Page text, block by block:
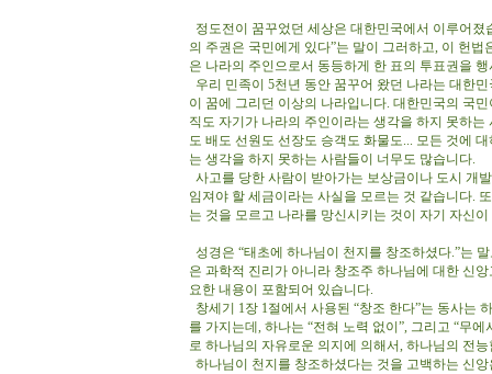
정도전이 꿈꾸었던 세상은 대한민국에서 이루어
의 주권은 국민에게 있다”는 말이 그러하고, 이 헌
은 나라의 주인으로서 동등하게 한 표의 투표권을
우리 민족이 5천년 동안 꿈꾸어 왔던 나라는 대한
이 꿈에 그리던 이상의 나라입니다. 대한민국의 국
직도 자기가 나라의 주인이라는 생각을 하지 못하
도 배도 선원도 선장도 승객도 화물도... 모든 것에
는 생각을 하지 못하는 사람들이 너무도 많습니다.
사고를 당한 사람이 받아가는 보상금이나 도시 개
임져야 할 세금이라는 사실을 모르는 것 같습니다.
는 것을 모르고 나라를 망신시키는 것이 자기 자신
성경은 “태초에 하나님이 천지를 창조하셨다.”는
은 과학적 진리가 아니라 창조주 하나님에 대한 신
요한 내용이 포함되어 있습니다.
창세기 1장 1절에서 사용된 “창조 한다”는 동사는
를 가지는데, 하나는 “전혀 노력 없이”, 그리고 “무
로 하나님의 자유로운 의지에 의해서, 하나님의 전
하나님이 천지를 창조하셨다는 것을 고백하는 신